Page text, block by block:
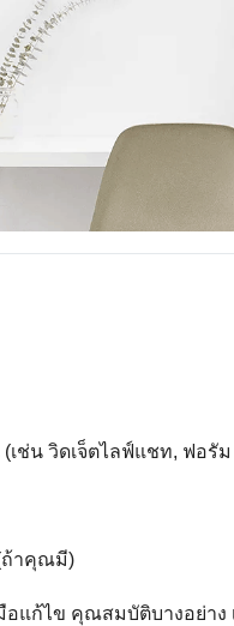
ช่น วิดเจ็ตไลฟ์แชท, ฟอรัม
ถ้าคุณมี)
อแก้ไข คุณสมบัติบางอย่